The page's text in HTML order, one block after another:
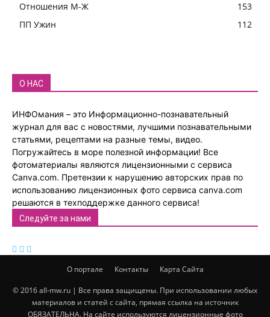
Отношения М-Ж
153
ПП Ужин
112
О НАС
ИНФОмания – это Информационно-познавательный
журнал для вас с новостями, лучшими познавательными
статьями, рецептами на разные темы, видео.
Погружайтесь в море полезной информации! Все
фотоматериалы являются лицензионными с сервиса
Canva.com. Претензии к нарушению авторских прав по
использованию лицензионных фото сервиса canva.com
решаются в техподдержке данного сервиса!
Следуйте за нами
О портале Контакты Карта Сайта
© 2016 all-mw.ru | Все права защищены. При использовании любых
материалов и статей с сайта, прямая ссылка на источник
ОБЯЗАТЕЛЬНА. На сайте используются лицензионные фото